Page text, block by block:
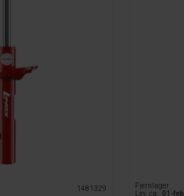
1481329
Fjernlager
Lev. ca.: 01-feb